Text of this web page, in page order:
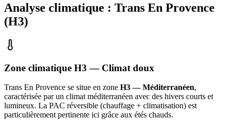
Analyse climatique : Trans En Provence
(H3)
Zone climatique H3 — Climat doux
Trans En Provence se situe en zone H3 — Méditerranéen,
caractérisée par un climat méditerranéen avec des hivers courts et
lumineux. La PAC réversible (chauffage + climatisation) est
particulièrement pertinente ici grâce aux étés chauds.